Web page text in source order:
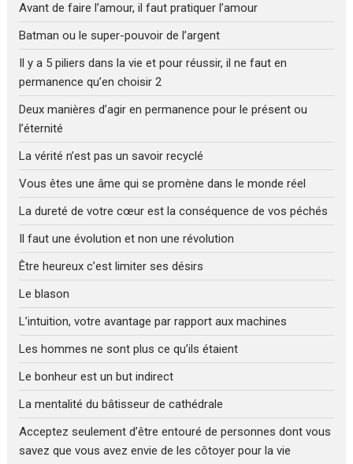
Avant de faire l’amour, il faut pratiquer l’amour
Batman ou le super-pouvoir de l’argent
Il y a 5 piliers dans la vie et pour réussir, il ne faut en
permanence qu’en choisir 2
Deux manières d’agir en permanence pour le présent ou
l’éternité
La vérité n’est pas un savoir recyclé
Vous êtes une âme qui se promène dans le monde réel
La dureté de votre cœur est la conséquence de vos péchés
Il faut une évolution et non une révolution
Être heureux c’est limiter ses désirs
Le blason
L’intuition, votre avantage par rapport aux machines
Les hommes ne sont plus ce qu’ils étaient
Le bonheur est un but indirect
La mentalité du bâtisseur de cathédrale
Acceptez seulement d’être entouré de personnes dont vous
savez que vous avez envie de les côtoyer pour la vie